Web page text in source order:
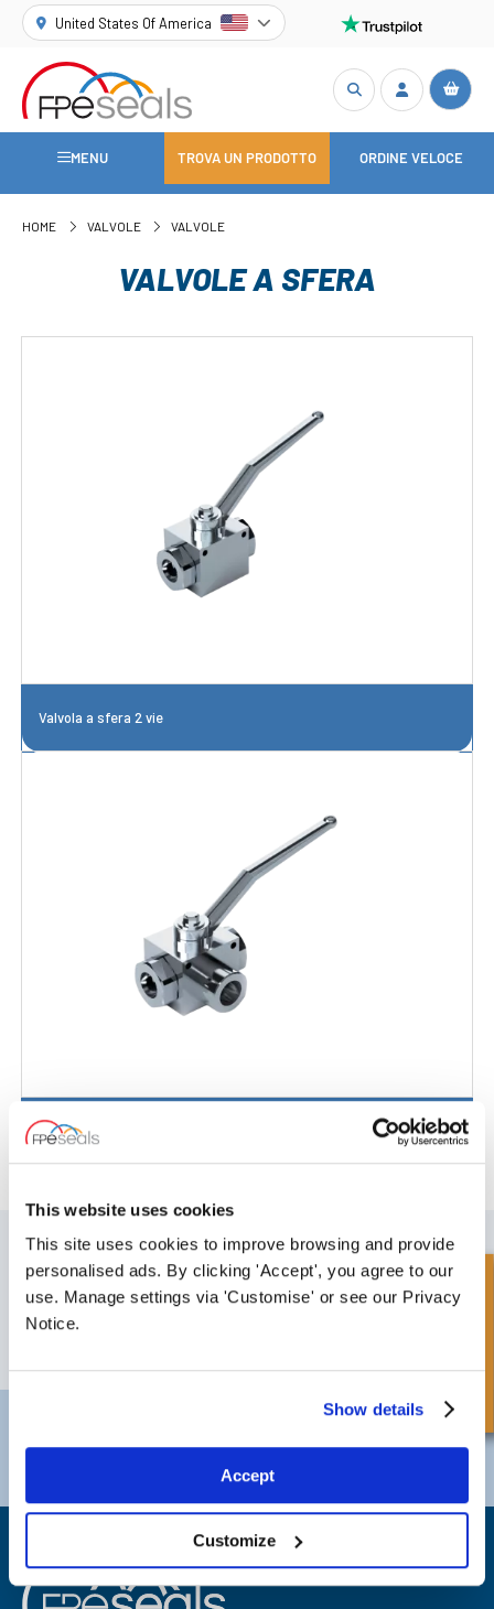
This website uses cookies
This site uses cookies to improve browsing and provide
personalised ads. By clicking 'Accept', you agree to our
use. Manage settings via 'Customise' or see our Privacy
Notice.
Show details
Accept
Customize
United States Of America
MENU TROVA UN PRODOTTO ORDINE VELOCE
HOME VALVOLE VALVOLE
VALVOLE A SFERA
Valvola a sfera 2 vie
Valvola a sfera 3 vie
ISCRIVITI ALLA NOSTRA NEWSLETTER
Non dimenticare di iscriverti alla nostra newsletter per ricevere dettagli
sulle ultime offerte speciali e nuovi prodotti.
Telefono:+44 (0) 1325 282732
sales@fpeseals.com
Telefono:+44 (0) 1302727252
Richiesta Veloce